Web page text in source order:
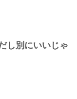
し別にいいじゃ